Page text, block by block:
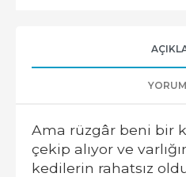
Ama rüzgâr beni bir
çekip alıyor ve
kedilerin rahatsız